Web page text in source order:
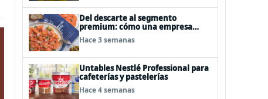
Del descarte al segmento
premium: cómo una empresa
chilena convirtió un residuo del
salmón en un negocio de US$30
Hace 3 semanas
Untables Nestlé Professional para
cafeterías y pastelerías
Hace 4 semanas